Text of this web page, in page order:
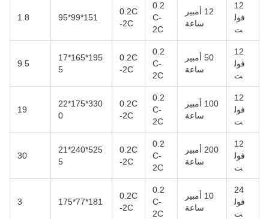
12
فول
ت
12 أمبير
ساعة
0.2
C-
2C
0.2C
-2C
151*99*95
1.8
12
فول
ت
50 أمبير
ساعة
0.2
C-
2C
0.2C
-2C
195*165*17
5
9.5
12
فول
ت
100 أمبير
ساعة
0.2
C-
2C
0.2C
-2C
330*175*22
0
19
12
فول
ت
200 أمبير
ساعة
0.2
C-
2C
0.2C
-2C
525*240*21
5
30
24
فول
ت
10 أمبير
ساعة
0.2
C-
2C
0.2C
-2C
181*77*175
3